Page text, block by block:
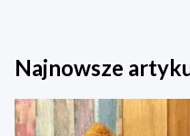
Najnowsze